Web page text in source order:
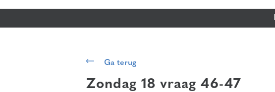
Ga terug
Zondag 18 vraag 46-47